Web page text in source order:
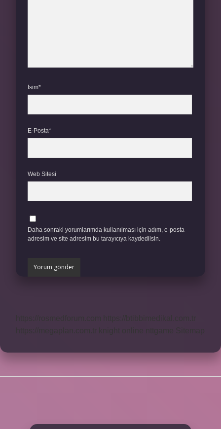
İsim*
E-Posta*
Web Sitesi
Daha sonraki yorumlarımda kullanılması için adım, e-posta
adresim ve site adresim bu tarayıcıya kaydedilsin.